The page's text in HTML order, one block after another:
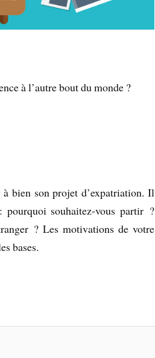
à l’autre bout du monde ?
bien son projet d’expatriation. Il
souhaitez-vous partir ?
? Les motivations de votre
bases.